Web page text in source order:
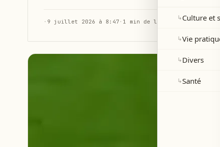
· 9 juillet 2026 à 8:47 · 1 min de lecture ↳Culture et
↳Vie
↳Divers
↳Santé